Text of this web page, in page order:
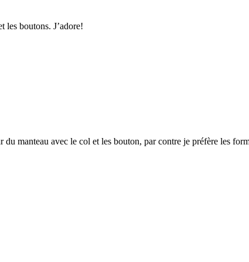
les boutons. J’adore!
manteau avec le col et les bouton, par contre je préfère les